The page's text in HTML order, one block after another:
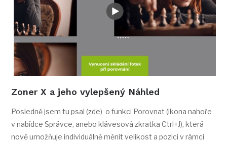
Zoner X a jeho vylepšený Náhled
Posledně jsem tu psal (zde) o funkci Porovnat (ikona nahoře
v nabídce Správce, anebo klávesová zkratka Ctrl+J), která
nově umožňuje individuálně měnit velikost a pozici v rámci